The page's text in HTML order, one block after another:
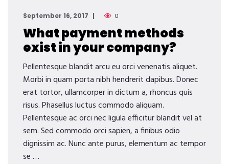
September 16, 2017 0
What payment methods
exist in your company?
Pellentesque blandit arcu eu orci venenatis aliquet.
Morbi in quam porta nibh hendrerit dapibus. Donec
erat tortor, ullamcorper in dictum a, rhoncus quis
risus. Phasellus luctus commodo aliquam.
Pellentesque ac orci nec ligula efficitur blandit vel at
sem. Sed commodo orci sapien, a finibus odio
dignissim ac. Nunc ante purus, elementum ac tempor
se …